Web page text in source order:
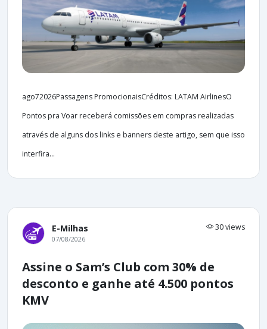
ago72026Passagens PromocionaisCréditos: LATAM AirlinesO
Pontos pra Voar receberá comissões em compras realizadas
através de alguns dos links e banners deste artigo, sem que isso
interfira...
E-Milhas 30 views
07/08/2026
Assine o Sam’s Club com 30% de
desconto e ganhe até 4.500 pontos
KMV